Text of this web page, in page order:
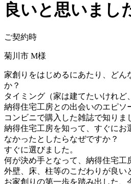
良いと思いまし
ご契約時
菊川市 M様
家創りをはじめるにあたり、どん
か？
タイミング（家は建てたいけれど
納得住宅工房との出会いのエピソ
コンビニで購入した雑誌で知りま
納得住宅工房を知って、すぐにお
なかったとしたらなぜですか？
すぐに選びました。
何が決め手となって、納得住宅工
外壁、床、柱等のこだわりが良い
お家創りの第一歩を踏み出した、